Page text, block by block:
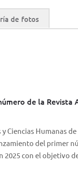
de fotos
de la
y Ciencias Humanas
del primer
2025 con el objetivo